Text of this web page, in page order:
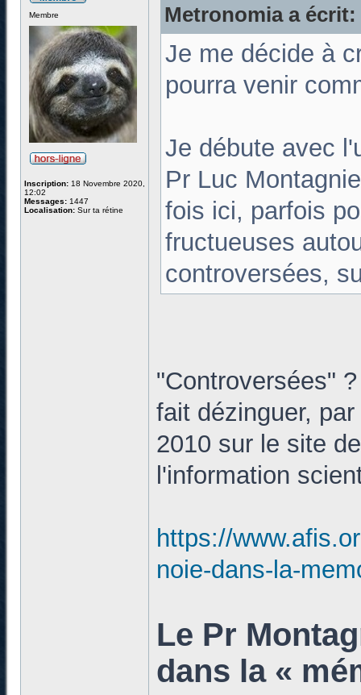
Membre
Inscription: 18 Novembre 2020,
12:02
Messages: 1447
Localisation: Sur ta rétine
Metronomia a écrit:
Je me décide à
pourra venir
Je débute avec
Pr Luc
fois ici, parfois
fructueuses
controversées,
"Controversées"
fait dézinguer,
2010 sur le site
l'information
https://
noie-dans-la-
Le Pr
dans la «